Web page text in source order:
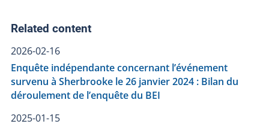
Related content
2026-02-16
Enquête indépendante concernant l’événement
survenu à Sherbrooke le 26 janvier 2024 : Bilan du
déroulement de l’enquête du BEI
2025-01-15